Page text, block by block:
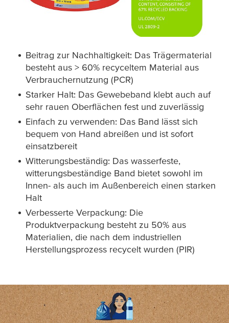
Beitrag zur Nachhaltigkeit: Das Trägermaterial
besteht aus > 60% recyceltem Material aus
Verbrauchernutzung (PCR)
Starker Halt: Das Gewebeband klebt auch auf
sehr rauen Oberflächen fest und zuverlässig
Einfach zu verwenden: Das Band lässt sich
bequem von Hand abreißen und ist sofort
einsatzbereit
Witterungsbeständig: Das wasserfeste,
witterungsbeständige Band bietet sowohl im
Innen- als auch im Außenbereich einen starken
Halt
Verbesserte Verpackung: Die
Produktverpackung besteht zu 50% aus
Materialien, die nach dem industriellen
Herstellungsprozess recycelt wurden (PIR)